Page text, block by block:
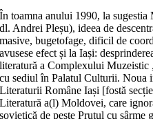
În toamna anului 1990, la
dl. Andrei Pleșu), ideea de
masive, bugetofage, dificil de
avusese efect și la Iași:
literatură a Complexului Muzeistic
cu sediul în Palatul Culturii. Noua
Literaturii Române Iași [fostă
Literatură a(l) Moldovei, care
sovietică de peste Prutul cu sârme